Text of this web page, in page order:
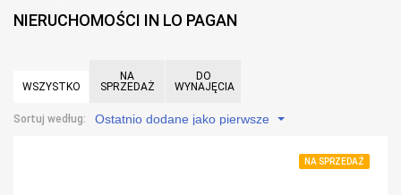
NIERUCHOMOŚCI IN LO PAGAN
WSZYSTKO
NA
SPRZEDAŻ
DO
WYNAJĘCIA
Sortuj według: Ostatnio dodane jako pierwsze
NA SPRZEDAŻ